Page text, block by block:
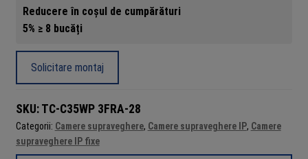
bullet
Tiandy
5MP
Color
Maker
alb
15m
lentila
Reducere în coșul de cumpărături
5% ≥ 8 bucăți
Solicitare montaj
SKU: TC-C35WP 3FRA-28
Categorii: Camere supraveghere, Camere supraveghere IP, Camere
supraveghere IP fixe